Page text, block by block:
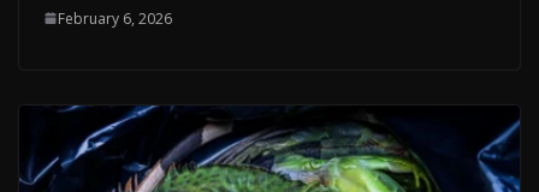
February 6, 2026